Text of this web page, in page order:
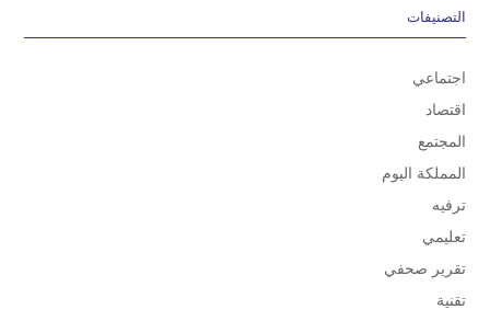
التصنيفات
اجتماعي
اقتصاد
المجتمع
المملكة اليوم
ترفيه
تعليمي
تقرير صحفي
تقنية